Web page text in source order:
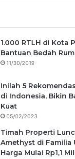
1.000 RTLH di Kota
Bantuan Bedah
11/30/2019
Inilah 5
di Indonesia, Bikin
Kuat
05/02/2023
Timah Properti
Amethyst di Familia
Harga Mulai Rp1,1